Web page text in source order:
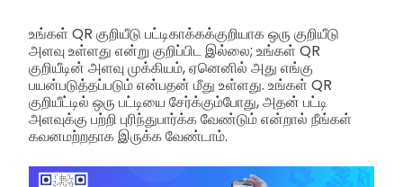
உங்கள் QR குறியீடு பட்டிகாக்கக்குறியாக ஒரு குறியீடு
அளவு உள்ளது என்று குறிப்பிட இல்லை; உங்கள் QR
குறியீடின் அளவு முக்கியம், ஏனெனில் அது எங்கு
பயன்படுத்தப்படும் என்பதன் மீது உள்ளது. உங்கள் QR
குறியீட்டில் ஒரு பட்டியை சேர்க்கும்போது, அதன் பட்டி
அளவுக்கு பற்றி புரிந்துபார்க்க வேண்டும் என்றால் நீங்கள்
கவனமற்றதாக இருக்க வேண்டாம்.